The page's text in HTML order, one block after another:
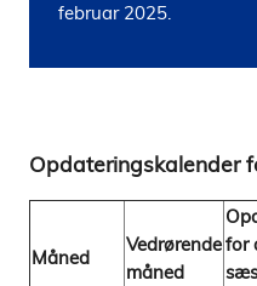
februar 2025.
Opdateringskalender
Måned
Vedrørende
måned
for